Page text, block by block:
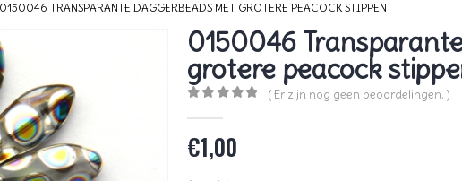
0150046 TRANSPARANTE DAGGERBEADS MET GROTERE PEACOCK STIPPEN
0150046
grotere peacock
( Er zijn nog geen beoordelingen. )
€1,00